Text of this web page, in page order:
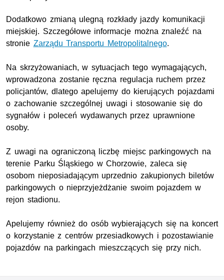
Dodatkowo zmianą ulegną rozkłady jazdy komunikacji
miejskiej. Szczegółowe informacje można znaleźć na
stronie Zarządu Transportu Metropolitalnego.
Na skrzyżowaniach, w sytuacjach tego wymagających,
wprowadzona zostanie ręczna regulacja ruchem przez
policjantów, dlatego apelujemy do kierujących pojazdami
o zachowanie szczególnej uwagi i stosowanie się do
sygnałów i poleceń wydawanych przez uprawnione
osoby.
Z uwagi na ograniczoną liczbę miejsc parkingowych na
terenie Parku Śląskiego w Chorzowie, zaleca się
osobom nieposiadającym uprzednio zakupionych biletów
parkingowych o nieprzyjeżdżanie swoim pojazdem w
rejon stadionu.
Apelujemy również do osób wybierających się na koncert
o korzystanie z centrów przesiadkowych i pozostawianie
pojazdów na parkingach mieszczących się przy nich.